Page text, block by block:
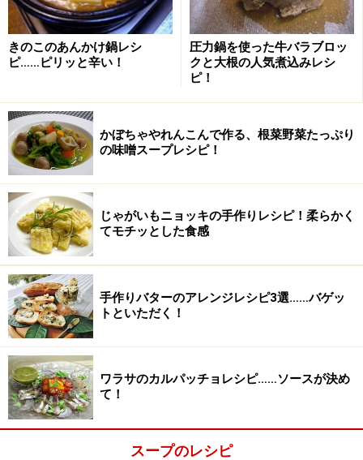
根菜野菜の味噌スープの作り方・手順
■根菜野菜の味噌スープ
1
野菜とソーセージは、小さめの一口サイズに切る
野菜は小さめの一口サイズ切ります。ソーセージも２cm
長さの輪切りにします。
きのこのあんかけ鍋レシ
ピ……ピリッと辛い！
圧力鍋を使った牛バラブロッ
クと大根の人気煮込みレシ
ピ！
かぼちゃやれんこんで作る、根菜野菜たっぷり
の味噌スープレシピ！
じゃがいもニョッキの手作りレシピ！柔らかく
てモチッとした食感
手作りバターのアレンジレシピ3選……バゲッ
トといただく！
ワラサのカルパッチョレシピ……ソースが決め
て！
スープのレシピ